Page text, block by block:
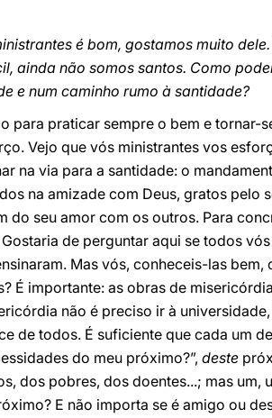
é bom, gostamos muito
ainda não somos santos. Como
e num caminho rumo à santidade?
para praticar sempre o bem e tornar-
Vejo que vós ministrantes vos
na via para a santidade: o
na amizade com Deus, gratos pelo
do seu amor com os outros. Para
de perguntar aqui se todos
Mas vós, conheceis-las bem,
É importante: as obras de
não é preciso ir à
de todos. É suficiente que cada um
do meu próximo?”, deste
dos pobres, dos doentes...; mas
E não importa se é amigo ou